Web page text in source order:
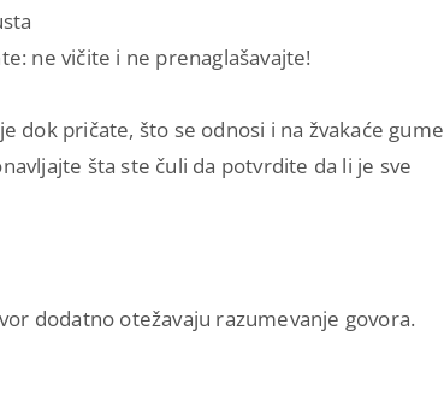
ne vičite i ne prenaglašavajte!
dok pričate, što se odnosi i na žvakaće gume
šta ste čuli da potvrdite da li je sve
dodatno otežavaju razumevanje govora.